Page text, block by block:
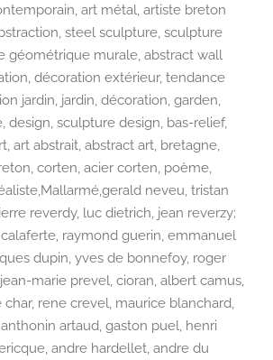
art métal, artiste breton
steel sculpture, sculpture
géométrique murale, abstract wall
décoration extérieur, tendance
jardin, jardin, décoration, garden,
design, sculpture design, bas-relief,
art abstrait, abstract art, bretagne,
corten, acier corten, poème,
neveu, tristan
reverdy, luc dietrich, jean reverzy;
raymond guerin, emmanuel
dupin, yves de bonnefoy, roger
marie prevel, cioran, albert camus,
char, rene crevel, maurice blanchard,
artaud, gaston puel, henri
andre hardellet, andre du